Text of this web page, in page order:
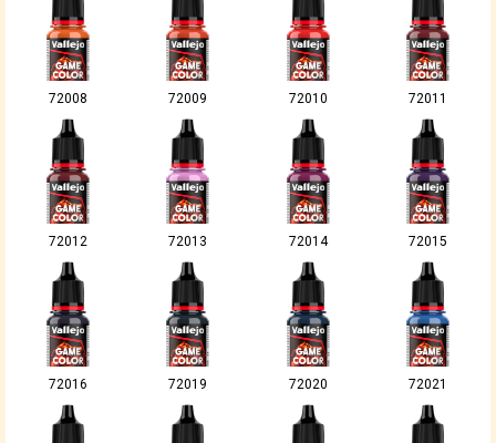
72008 72009 72010 72011
72012 72013 72014 72015
72016 72019 72020 72021